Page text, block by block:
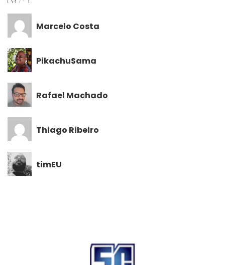
Marcelo Costa
PikachuSama
Rafael Machado
Thiago Ribeiro
timEU